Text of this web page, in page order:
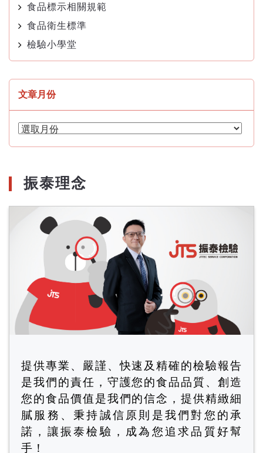
食品標示相關規範
食品衛生標準
檢驗小學堂
文章月份
文
振泰理念
提供專業、嚴謹、快速及精確的檢驗報告
是我們的責任，守護您的食品品質、創造
您的食品價值是我們的信念，提供精緻細
膩服務、秉持誠信原則是我們對您的承
諾，讓振泰檢驗，成為您追求品質好幫
手！